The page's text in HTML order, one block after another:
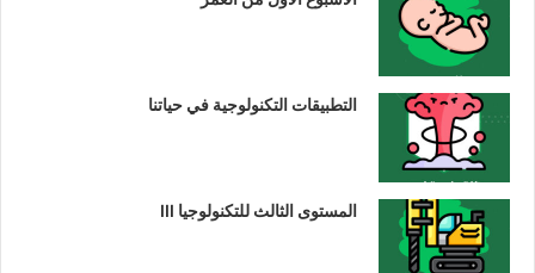
التطبيقات التكنولوجية في حياتنا
المستوى الثالث للتكنولوجيا III